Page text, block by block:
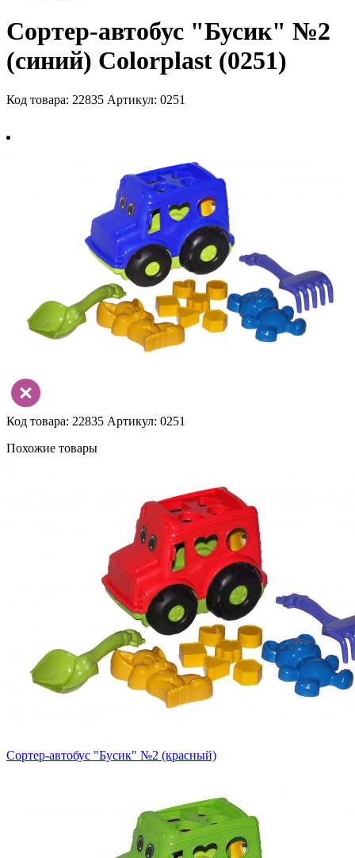
Сортер-автобус "Бусик" №2
(синий) Colorplast (0251)
Код товара: 22835 Артикул: 0251
Код товара: 22835 Артикул: 0251
Похожие товары
Сортер-автобус "Бусик" №2 (красный)